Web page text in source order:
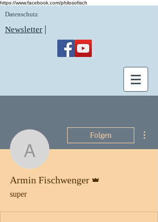
https://www.facebook.com/philosofisch
Datenschutz
Newsletter |
Armin
Folgen
Armin Fischwenger
super